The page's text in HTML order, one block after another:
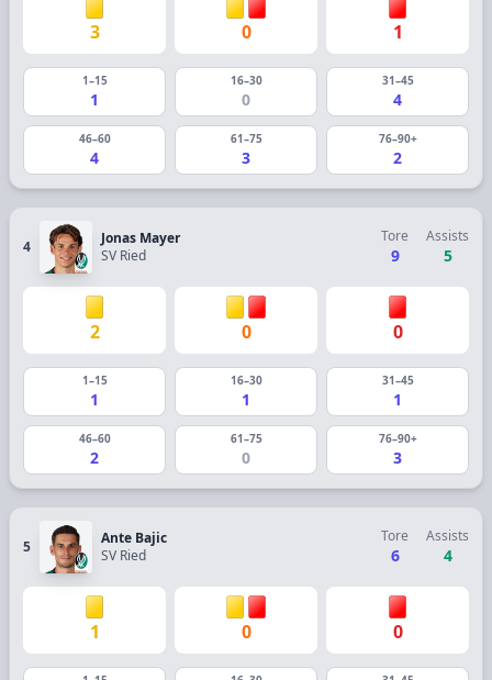
3 0 1
1–15
1
16–30
0
31–45
4
46–60
4
61–75
3
76–90+
2
4
Jonas Mayer
SV Ried
Tore
9
Assists
5
2 0 0
1–15
1
16–30
1
31–45
1
46–60
2
61–75
0
76–90+
3
5
Ante Bajic
SV Ried
Tore
6
Assists
4
1 0 0